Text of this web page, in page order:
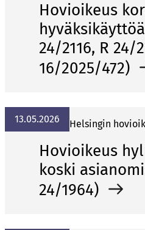
Hovioikeus
24/2116, R 24/
16/2025/472)
13.05.2026 Helsingin
Hovioikeus
koski
24/1964)